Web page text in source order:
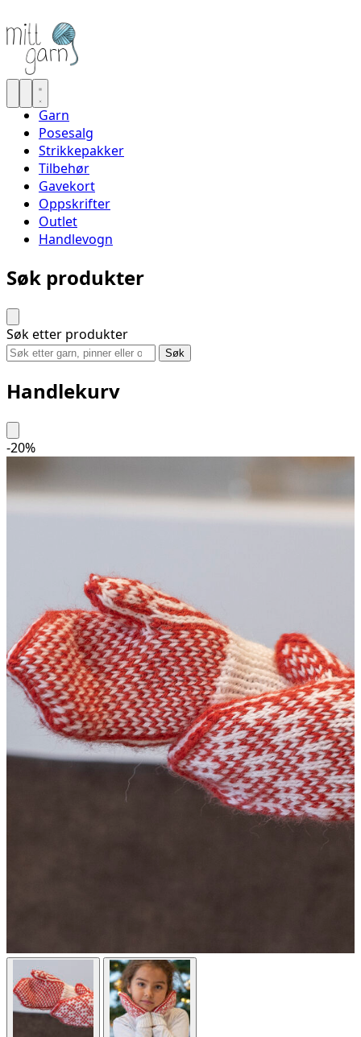
Garn
Posesalg
Strikkepakker
Tilbehør
Gavekort
Oppskrifter
Outlet
Handlevogn
Søk produkter
Søk etter produkter
Søk
Handlekurv
-20%